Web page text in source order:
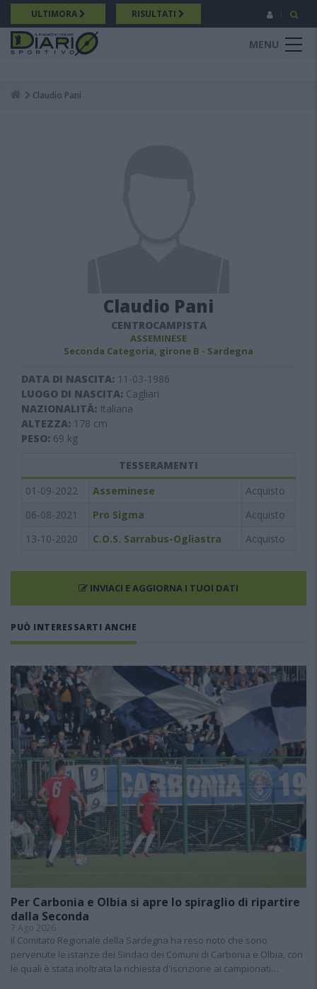
Salta
al
contenuto
principale
ULTIMORA RISULTATI
MENU
Breadcrumb
Claudio Pani
Claudio Pani
CENTROCAMPISTA
ASSEMINESE
Seconda Categoria, girone B - Sardegna
DATA DI NASCITA: 11-03-1986
LUOGO DI NASCITA: Cagliari
NAZIONALITÀ: Italiana
ALTEZZA: 178 cm
PESO: 69 kg
TESSERAMENTI
01-09-2022
Asseminese
Acquisto
06-08-2021
Pro Sigma
Acquisto
13-10-2020
C.O.S. Sarrabus-Ogliastra Acquisto
INVIACI E AGGIORNA I TUOI DATI
PUÒ INTERESSARTI ANCHE
Per Carbonia e Olbia si apre lo spiraglio di ripartire
dalla Seconda
7 Ago 2026
Il Comitato Regionale della Sardegna ha reso noto che sono
pervenute le istanze dei Sindaci dei Comuni di Carbonia e Olbia, con
le quali è stata inoltrata la richiesta d'iscrizione ai campionati…